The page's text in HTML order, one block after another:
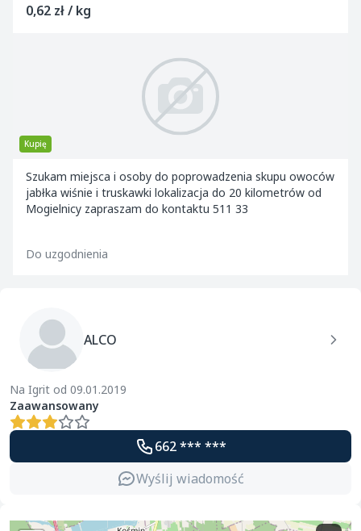
0,62 zł / kg
Kupię
Szukam miejsca i osoby do poprowadzenia skupu owoców
jabłka wiśnie i truskawki lokalizacja do 20 kilometrów od
Mogielnicy zapraszam do kontaktu 511 33
Do uzgodnienia
ALCO
Na Igrit od 09.01.2019
Zaawansowany
662 *** ***
Wyślij wiadomość